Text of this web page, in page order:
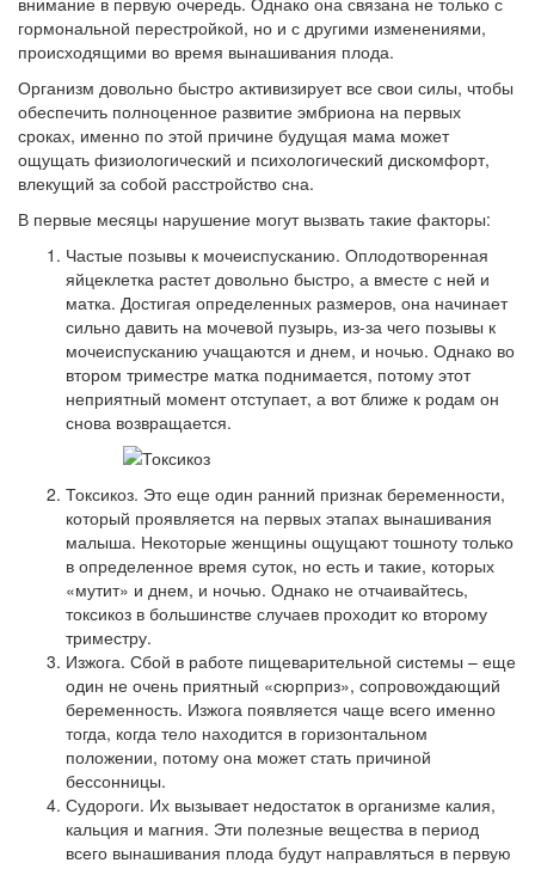
гормональной перестройкой, но и с другими изменениями,
происходящими во время вынашивания плода.
Организм довольно быстро активизирует все свои силы, чтобы
обеспечить полноценное развитие эмбриона на первых
сроках, именно по этой причине будущая мама может
ощущать физиологический и психологический дискомфорт,
влекущий за собой расстройство сна.
В первые месяцы нарушение могут вызвать такие факторы:
Частые позывы к мочеиспусканию. Оплодотворенная
яйцеклетка растет довольно быстро, а вместе с ней и
матка. Достигая определенных размеров, она начинает
сильно давить на мочевой пузырь, из-за чего позывы к
мочеиспусканию учащаются и днем, и ночью. Однако во
втором триместре матка поднимается, потому этот
неприятный момент отступает, а вот ближе к родам он
снова возвращается.
Токсикоз. Это еще один ранний признак беременности,
который проявляется на первых этапах вынашивания
малыша. Некоторые женщины ощущают тошноту только
в определенное время суток, но есть и такие, которых
«мутит» и днем, и ночью. Однако не отчаивайтесь,
токсикоз в большинстве случаев проходит ко второму
триместру.
Изжога. Сбой в работе пищеварительной системы – еще
один не очень приятный «сюрприз», сопровождающий
беременность. Изжога появляется чаще всего именно
тогда, когда тело находится в горизонтальном
положении, потому она может стать причиной
бессонницы.
Судороги. Их вызывает недостаток в организме калия,
кальция и магния. Эти полезные вещества в период
всего вынашивания плода будут направляться в первую